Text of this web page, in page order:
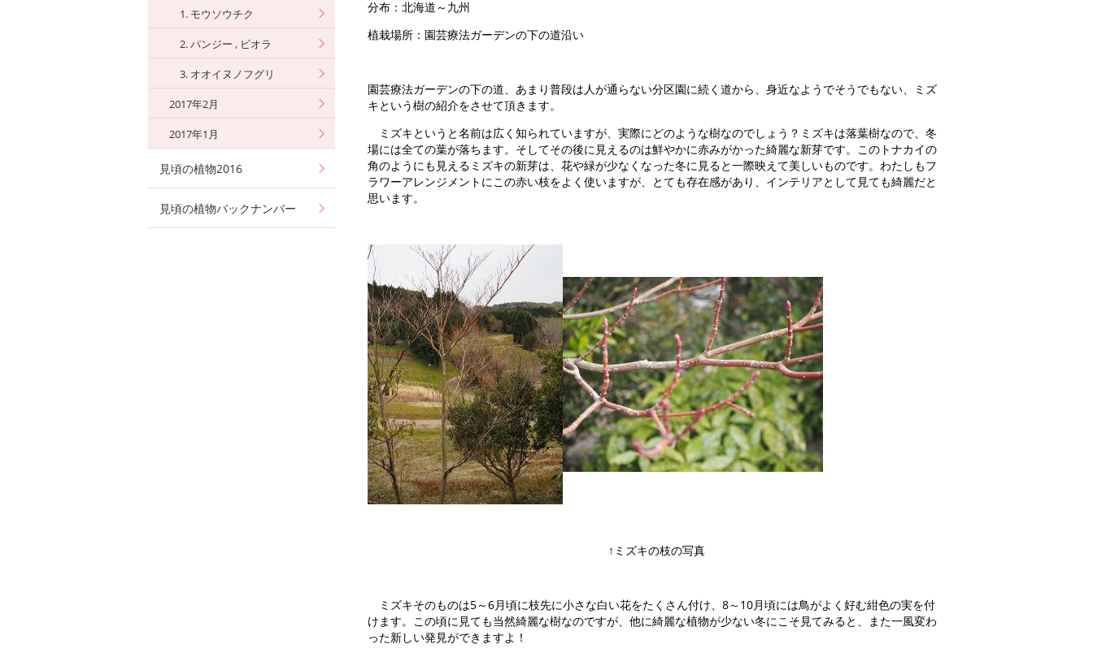
分布：北海道～九州
植栽場所：園芸療法ガーデンの下の道沿い
園芸療法ガーデンの下の道、あまり普段は人が通らない分区園に続く道から、身近なようでそうでもない、ミズ
キという樹の紹介をさせて頂きます。
ミズキというと名前は広く知られていますが、実際にどのような樹なのでしょう？ミズキは落葉樹なので、冬
場には全ての葉が落ちます。そしてその後に見えるのは鮮やかに赤みがかった綺麗な新芽です。このトナカイの
角のようにも見えるミズキの新芽は、花や緑が少なくなった冬に見ると一際映えて美しいものです。わたしもフ
ラワーアレンジメントにこの赤い枝をよく使いますが、とても存在感があり、インテリアとして見ても綺麗だと
思います。
↑ミズキの枝の写真
ミズキそのものは5～6月頃に枝先に小さな白い花をたくさん付け、8～10月頃には鳥がよく好む紺色の実を付
けます。この頃に見ても当然綺麗な樹なのですが、他に綺麗な植物が少ない冬にこそ見てみると、また一風変わ
った新しい発見ができますよ！
1. モウソウチク
2. パンジー , ビオラ
3. オオイヌノフグリ
2017年2月
2017年1月
見頃の植物2016
見頃の植物バックナンバー